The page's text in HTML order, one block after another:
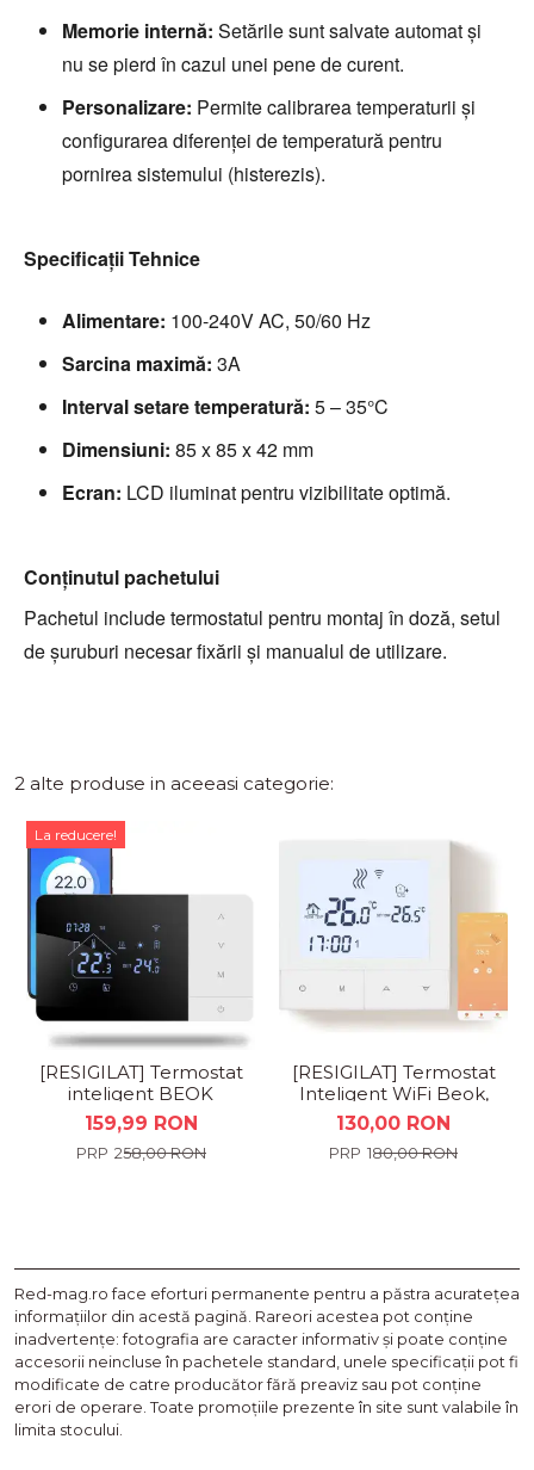
Memorie internă: Setările sunt salvate automat și
nu se pierd în cazul unei pene de curent.
Personalizare: Permite calibrarea temperaturii și
configurarea diferenței de temperatură pentru
pornirea sistemului (histerezis).
Specificații Tehnice
Alimentare: 100-240V AC, 50/60 Hz
Sarcina maximă: 3A
Interval setare temperatură: 5 – 35°C
Dimensiuni: 85 x 85 x 42 mm
Ecran: LCD iluminat pentru vizibilitate optimă.
Conținutul pachetului
Pachetul include termostatul pentru montaj în doză, setul
de șuruburi necesar fixării și manualul de utilizare.
2 alte produse in aceeasi categorie:
La reducere!
[RESIGILAT] Termostat
inteligent BEOK
CONTROLS BOT-
W506-WIFI pentru
sistem de boiler...
159,99 RON
258,00 RON
[RESIGILAT] Termostat
Inteligent WiFi Beok,
Centrală Gaz și
Încălzire Pardoseală ,...
130,00 RON
180,00 RON
Red-mag.ro face eforturi permanente pentru a păstra acurateţea
informaţiilor din acestă pagină. Rareori acestea pot conţine
inadvertenţe: fotografia are caracter informativ şi poate conţine
accesorii neincluse în pachetele standard, unele specificaţii pot fi
modificate de catre producător fără preaviz sau pot conţine
erori de operare. Toate promoţiile prezente în site sunt valabile în
limita stocului.